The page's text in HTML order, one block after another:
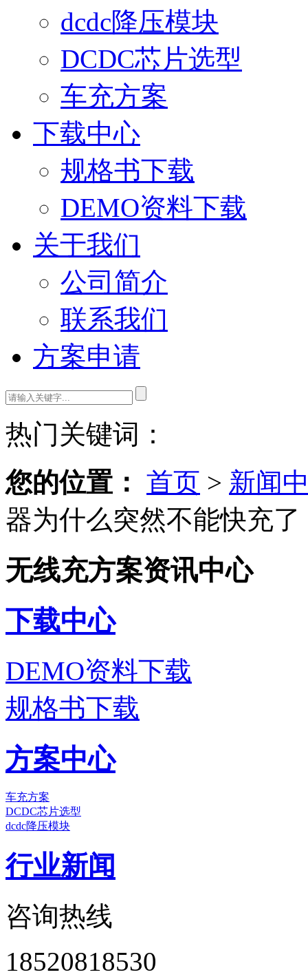
dcdc降压模块
DCDC芯片选型
车充方案
下载中心
规格书下载
DEMO资料下载
关于我们
公司简介
联系我们
方案申请
热门关键词：
您的位置： 首页 > 新闻
器为什么突然不能快充了
无线充方案资讯中心
下载中心
DEMO资料下载
规格书下载
方案中心
车充方案
DCDC芯片选型
dcdc降压模块
行业新闻
咨询热线
18520818530